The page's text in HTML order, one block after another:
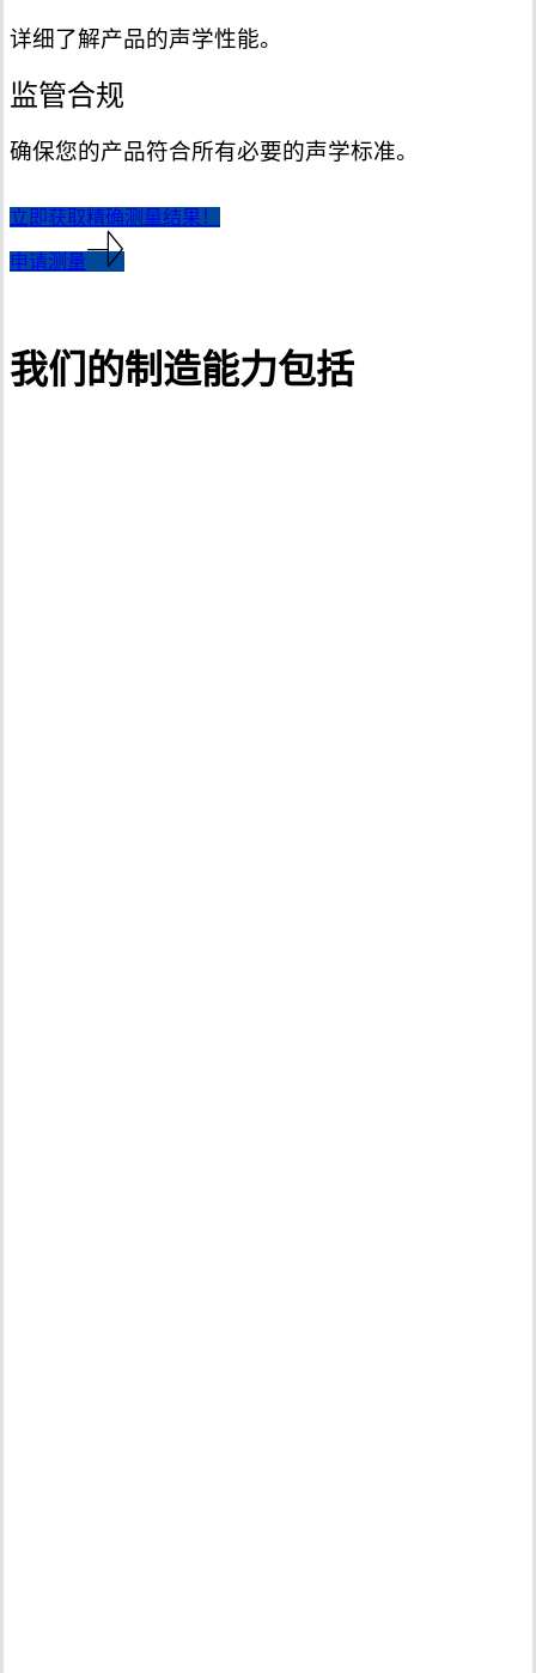
详细了解产品的声学性能。
监管合规
确保您的产品符合所有必要的声学标准。
立即获取精确测量结果！
申请测量
我们的制造能力包括